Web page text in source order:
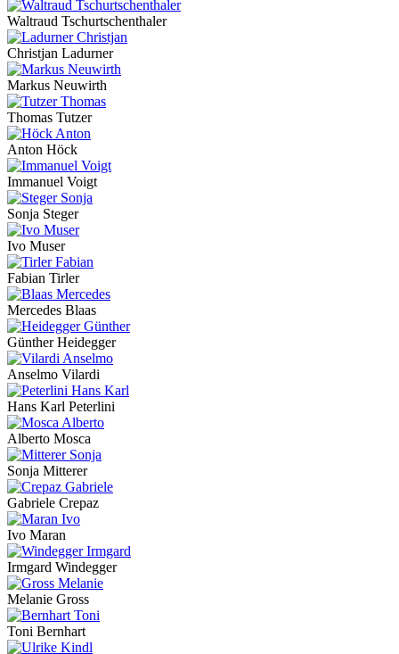
Waltraud Tschurtschenthaler
Christjan Ladurner
Markus Neuwirth
Thomas Tutzer
Anton Höck
Immanuel Voigt
Sonja Steger
Ivo Muser
Fabian Tirler
Mercedes Blaas
Günther Heidegger
Anselmo Vilardi
Hans Karl Peterlini
Alberto Mosca
Sonja Mitterer
Gabriele Crepaz
Ivo Maran
Irmgard Windegger
Melanie Gross
Toni Bernhart